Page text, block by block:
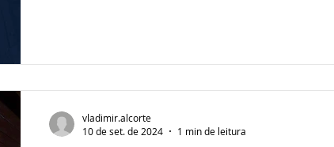
vladimir.alcorte
10 de set. de 2024
1 min de leitura